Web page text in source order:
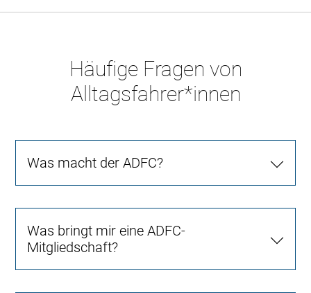
Häufige Fragen von
Alltagsfahrer*innen
Was macht der ADFC?
Was bringt mir eine ADFC-
Mitgliedschaft?